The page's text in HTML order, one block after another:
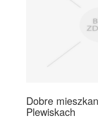
Dobre
Plewiskach